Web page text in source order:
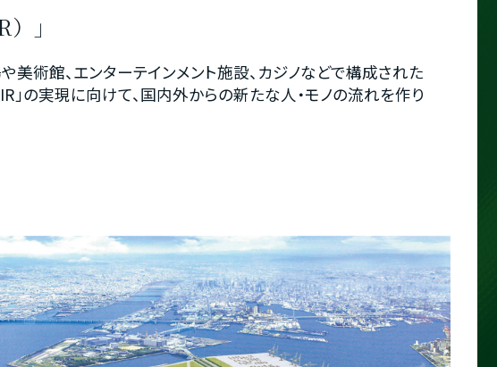
」
美術館、エンターテインメント施設、カジノなどで構成された
」の実現に向けて、国内外からの新たな人・モノの流れを作り